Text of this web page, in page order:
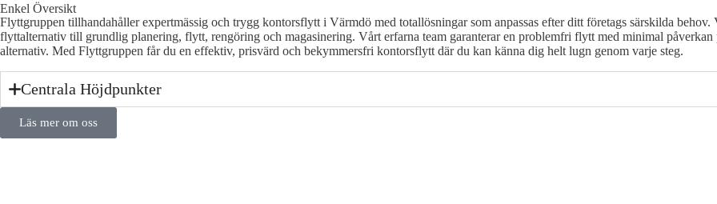
Enkel Översikt
Flyttgruppen tillhandahåller expertmässig och trygg kontorsflytt i Värmdö med totallösningar som anpassas efter ditt företags särskilda
flyttalternativ till grundlig planering, flytt, rengöring och magasinering. Vårt erfarna team garanterar en problemfri flytt med minimal
alternativ. Med Flyttgruppen får du en effektiv, prisvärd och bekymmersfri kontorsflytt där du kan känna dig helt lugn genom varje steg.
Centrala Höjdpunkter
Läs mer om oss